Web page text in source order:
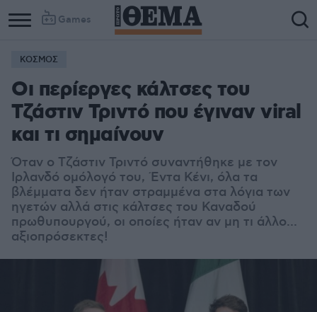
Games
ΚΟΣΜΟΣ
Οι περίεργες κάλτσες του
Τζάστιν Τριντό που έγιναν viral
και τι σημαίνουν
Όταν ο Τζάστιν Τριντό συναντήθηκε με τον
Ιρλανδό ομόλογό του, Έντα Κένι, όλα τα
βλέμματα δεν ήταν στραμμένα στα λόγια των
ηγετών αλλά στις κάλτσες του Καναδού
πρωθυπουργού, οι οποίες ήταν αν μη τι άλλο...
αξιοπρόσεκτες!